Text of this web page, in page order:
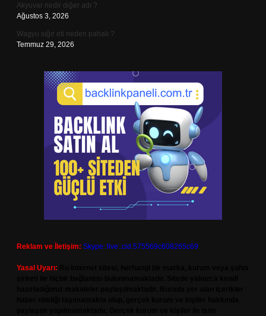
Akyuvar nedir diğer adı ?
Ağustos 3, 2026
Wagyu sığır eti neden pahalı ?
Temmuz 29, 2026
Reklam ve İletişim: Skype: live:.cid.575569c608265c69
Yasal Uyarı: